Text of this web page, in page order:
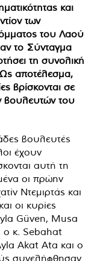
και
των
του Λαού
το Σύνταγμα
τη συνολική
αποτέλεσμα,
βρίσκονται σε
βουλευτών του
βουλευτές
έχουν
αυτή τη
οι πρώην
Ντεμιρτάς και
οι κυρίες
Güven, Musa
ο κ. Sebahat
Akat Ata και ο
συνελήφθησαν